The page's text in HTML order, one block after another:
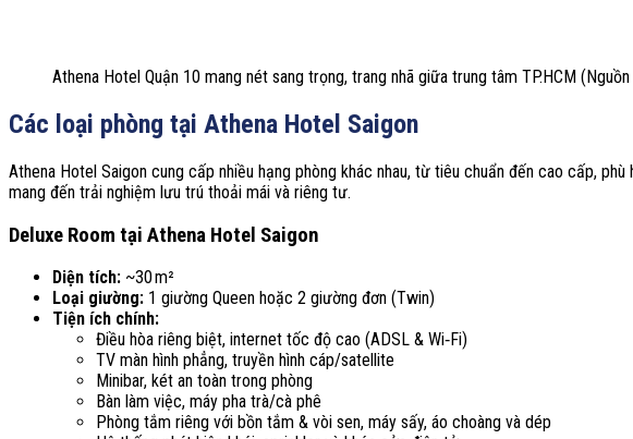
Athena Hotel Quận 10 mang nét sang trọng, trang nhã giữa trung tâm TP.HCM
Các loại phòng tại Athena Hotel Saigon
Athena Hotel Saigon cung cấp nhiều hạng phòng khác nhau, từ tiêu chuẩn đến cao cấp,
mang đến trải nghiệm lưu trú thoải mái và riêng tư.
Deluxe Room tại Athena Hotel Saigon
Diện tích: ~30 m²
Loại giường: 1 giường Queen hoặc 2 giường đơn (Twin)
Tiện ích chính:
Điều hòa riêng biệt, internet tốc độ cao (ADSL & Wi‑Fi)
TV màn hình phẳng, truyền hình cáp/satellite
Minibar, két an toàn trong phòng
Bàn làm việc, máy pha trà/cà phê
Phòng tắm riêng với bồn tắm & vòi sen, máy sấy, áo choàng và dép